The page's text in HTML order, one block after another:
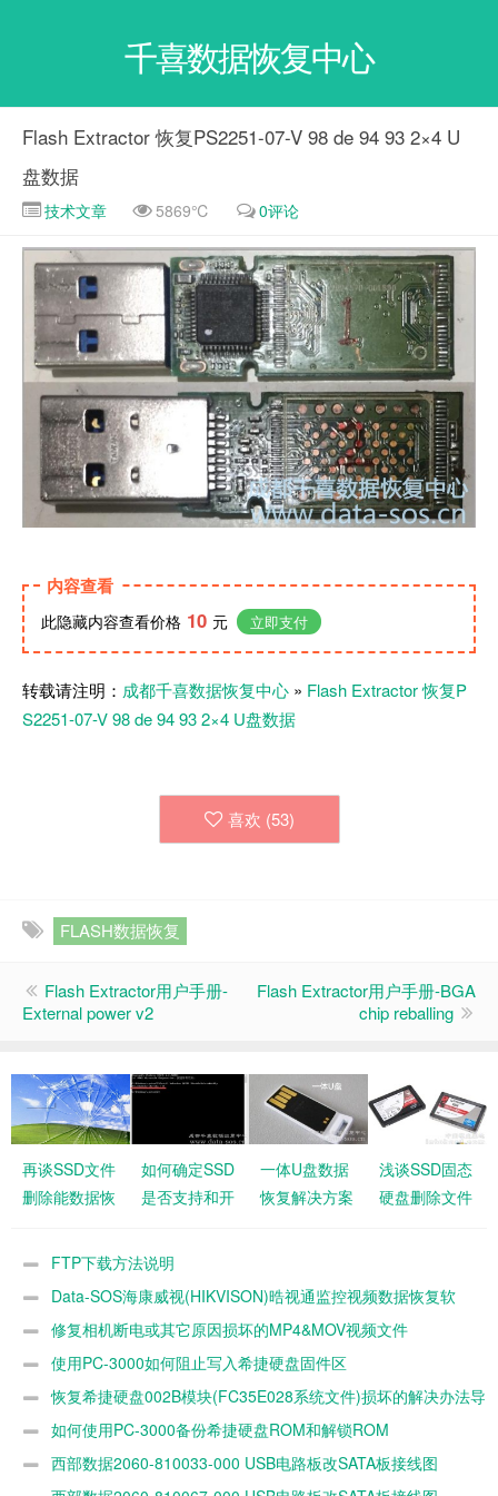
千喜数据恢复中心
Flash Extractor 恢复PS2251-07-V 98 de 94 93 2×4 U
盘数据
技术文章 5869℃ 0评论
内容查看
此隐藏内容查看价格 10 元 立即支付
转载请注明： 成都千喜数据恢复中心 » Flash Extractor 恢复P
S2251-07-V 98 de 94 93 2×4 U盘数据
喜欢 (53)
FLASH数据恢复
Flash Extractor用户手册-
External power v2
Flash Extractor用户手册-BGA
chip reballing
再谈SSD文件
删除能数据恢
如何确定SSD
是否支持和开
一体U盘数据
恢复解决方案
浅谈SSD固态
硬盘删除文件
FTP下载方法说明
Data-SOS海康威视(HIKVISON)晧视通监控视频数据恢复软
件 修复相机断电或其它原因损坏的MP4&MOV视频文件
使用PC-3000如何阻止写入希捷硬盘固件区
恢复希捷硬盘002B模块(FC35E028系统文件)损坏的解决办法导
致硬盘容量为0 MB数据的方法
如何使用PC-3000备份希捷硬盘ROM和解锁ROM
西部数据2060-810033-000 USB电路板改SATA板接线图